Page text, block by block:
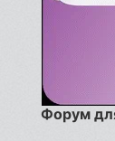
Форум